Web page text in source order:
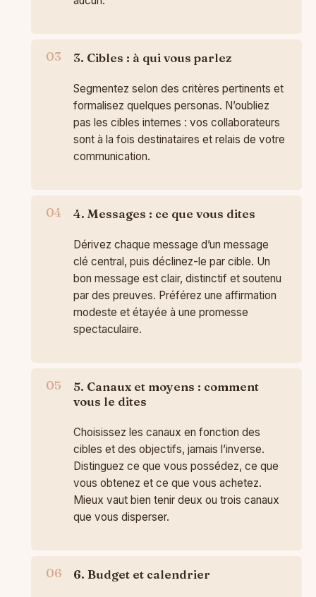
3. Cibles : à qui vous parlez
Segmentez selon des critères pertinents et
formalisez quelques personas. N’oubliez
pas les cibles internes : vos collaborateurs
sont à la fois destinataires et relais de votre
communication.
4. Messages : ce que vous dites
Dérivez chaque message d’un message
clé central, puis déclinez-le par cible. Un
bon message est clair, distinctif et soutenu
par des preuves. Préférez une affirmation
modeste et étayée à une promesse
spectaculaire.
5. Canaux et moyens : comment
vous le dites
Choisissez les canaux en fonction des
cibles et des objectifs, jamais l’inverse.
Distinguez ce que vous possédez, ce que
vous obtenez et ce que vous achetez.
Mieux vaut bien tenir deux ou trois canaux
que vous disperser.
6. Budget et calendrier